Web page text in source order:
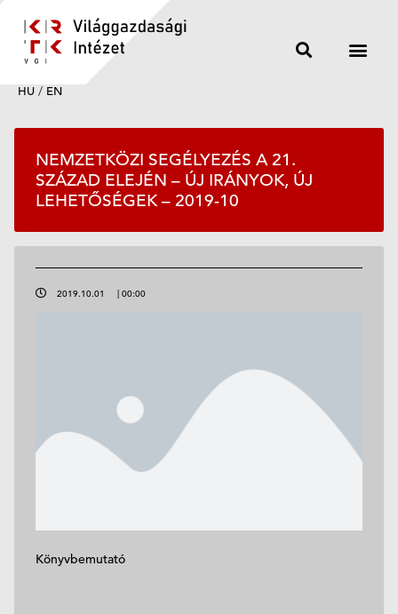
HU / EN
NEMZETKÖZI SEGÉLYEZÉS A 21.
SZÁZAD ELEJÉN – ÚJ IRÁNYOK, ÚJ
LEHETŐSÉGEK – 2019-10
2019.10.01 | 00:00
Könyvbemutató